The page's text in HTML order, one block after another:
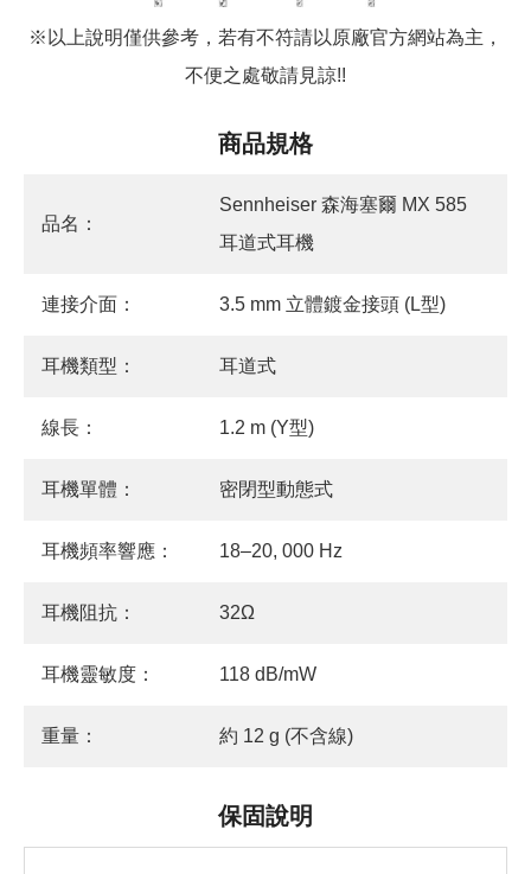
※以上說明僅供參考，若有不符請以原廠官方網站為主，
不便之處敬請見諒!!
商品規格
品名：
Sennheiser 森海塞爾 MX 585
耳道式耳機
連接介面： 3.5 mm 立體鍍金接頭 (L型)
耳機類型： 耳道式
線長： 1.2 m (Y型)
耳機單體： 密閉型動態式
耳機頻率響應： 18–20, 000 Hz
耳機阻抗： 32Ω
耳機靈敏度： 118 dB/mW
重量： 約 12 g (不含線)
保固說明